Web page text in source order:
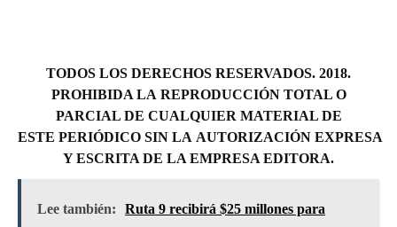
TODOS LOS DERECHOS RESERVADOS. 2018.
PROHIBIDA LA REPRODUCCIÓN TOTAL O
PARCIAL DE CUALQUIER MATERIAL DE
ESTE PERIÓDICO SIN LA AUTORIZACIÓN EXPRESA
Y ESCRITA DE LA EMPRESA EDITORA.
Lee también: Ruta 9 recibirá $25 millones para